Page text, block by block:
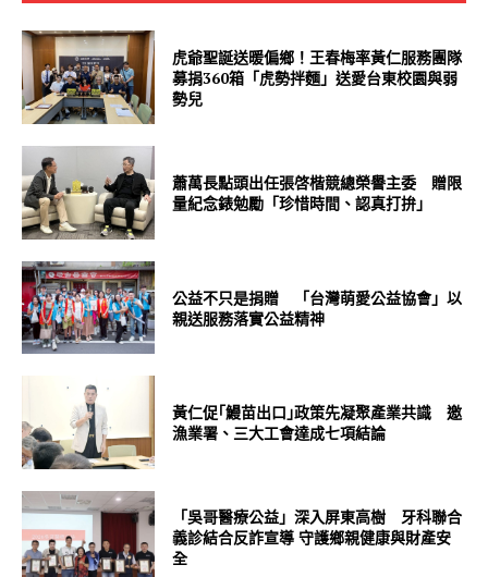
虎爺聖誕送暖偏鄉！王春梅率黃仁服務團隊
募捐360箱「虎勢拌麵」送愛台東校園與弱
勢兒
蕭萬長點頭出任張啓楷競總榮譽主委 贈限
量紀念錶勉勵「珍惜時間、認真打拚」
公益不只是捐贈 「台灣萌愛公益協會」以
親送服務落實公益精神
黃仁促｢鰻苗出口｣政策先凝聚產業共識 邀
漁業署、三大工會達成七項結論
「吳哥醫療公益」深入屏東高樹 牙科聯合
義診結合反詐宣導 守護鄉親健康與財產安
全